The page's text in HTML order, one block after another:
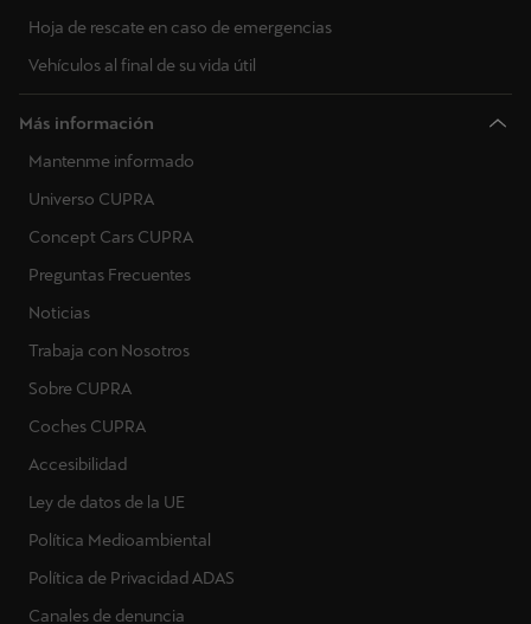
Hoja de rescate en caso de emergencias
Vehículos al final de su vida útil
Más información
Mantenme informado
Universo CUPRA
Concept Cars CUPRA
Preguntas Frecuentes
Noticias
Trabaja con Nosotros
Sobre CUPRA
Coches CUPRA
Accesibilidad
Ley de datos de la UE
Política Medioambiental
Política de Privacidad ADAS
Canales de denuncia